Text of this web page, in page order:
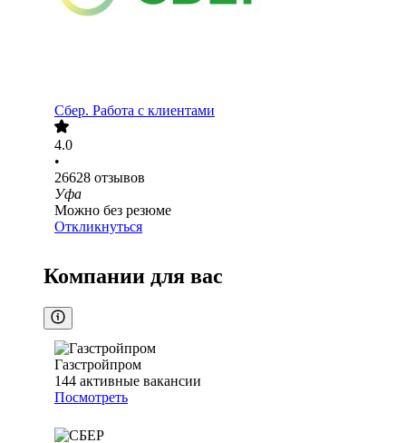
Сбер. Работа с клиентами
4.0
•
26628 отзывов
Уфа
Можно без резюме
Откликнуться
Компании для вас
Газстройпром
144 активные вакансии
Посмотреть